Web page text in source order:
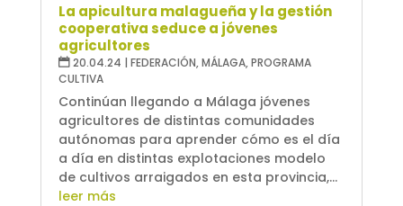
La apicultura malagueña y la gestión
cooperativa seduce a jóvenes
agricultores
20.04.24 | FEDERACIÓN,MÁLAGA,PROGRAMA
CULTIVA
Continúan llegando a Málaga jóvenes
agricultores de distintas comunidades
autónomas para aprender cómo es el día
a día en distintas explotaciones modelo
de cultivos arraigados en esta provincia,...
leer más